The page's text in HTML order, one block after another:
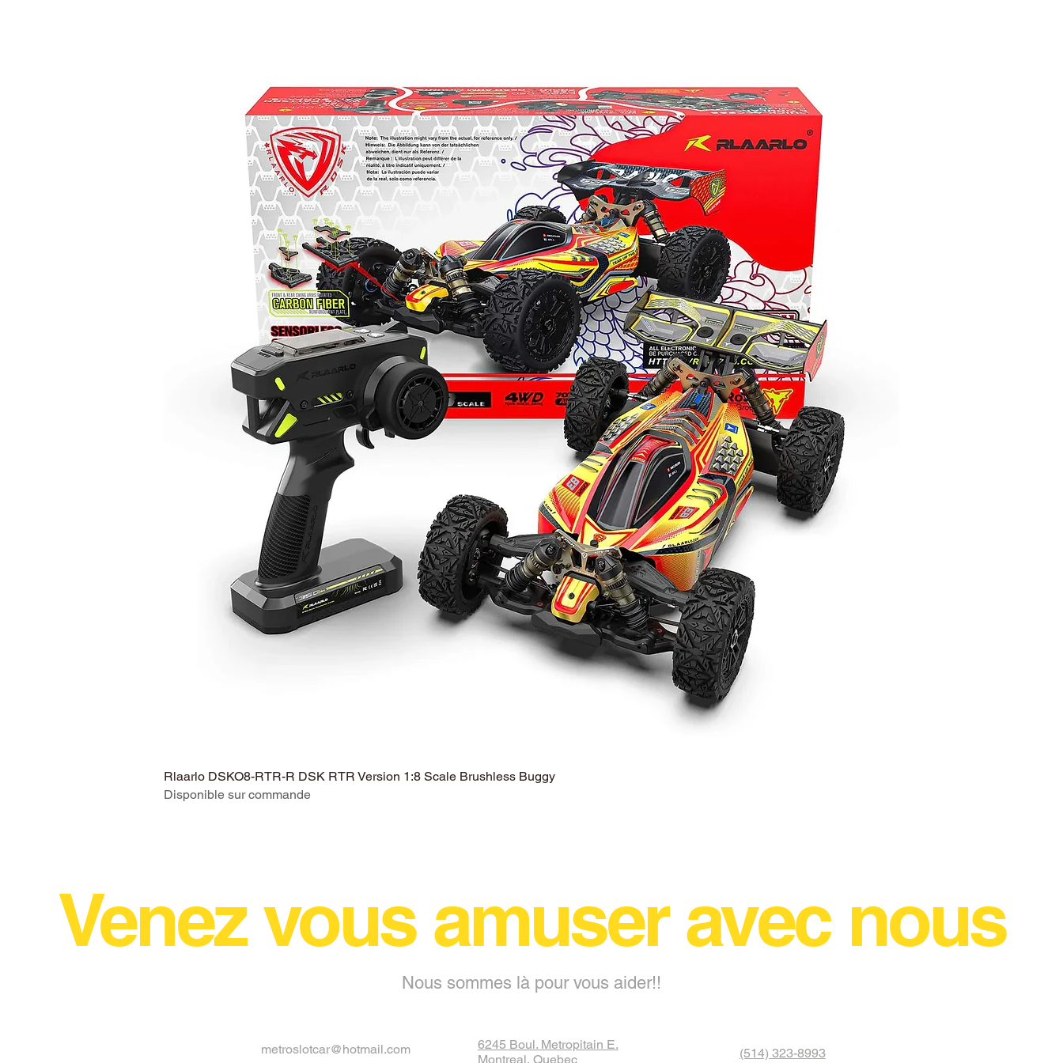
Aperçu rapide
Rlaarlo DSKO8-RTR-R DSK RTR Version 1:8 Scale Brushless Buggy
Disponible sur commande
Venez vous amuseravec nous
Nous sommes là pour vous aider!!
metroslotcar@hotmail.com
6245 Boul. Metropitain E.
Montreal, Quebec
(514) 323-8993